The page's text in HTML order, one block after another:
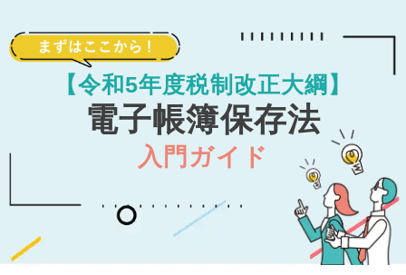
【令和5年度税制改正大綱】
電子帳簿保存法
入門ガイド